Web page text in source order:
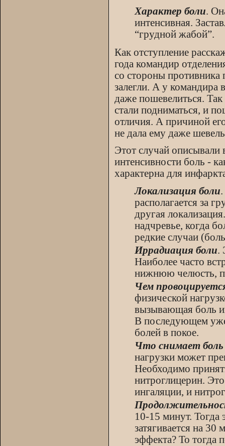
Характер боли.
интенсивная.
“грудной жабой”.
Как отступление
года командир
со стороны противника
залегли. А у командира
даже пошевелиться.
стали подниматься, и
отличия. А причиной
не дала ему даже
Этот случай описывали
интенсивности боль -
характерна для
Локализация боли
располагается за
другая
надчревье, когда
редкие случаи
Иррадиация боли.
Наиболее часто
нижнюю челюсть,
Чем
физической
вызывающая боль
В последующем
болей в покое.
Что снимает
нагрузки может
Необходимо
нитроглицерин.
ингаляции, и
10-15 минут. Тогда
затягивается на
эффекта? То тогда